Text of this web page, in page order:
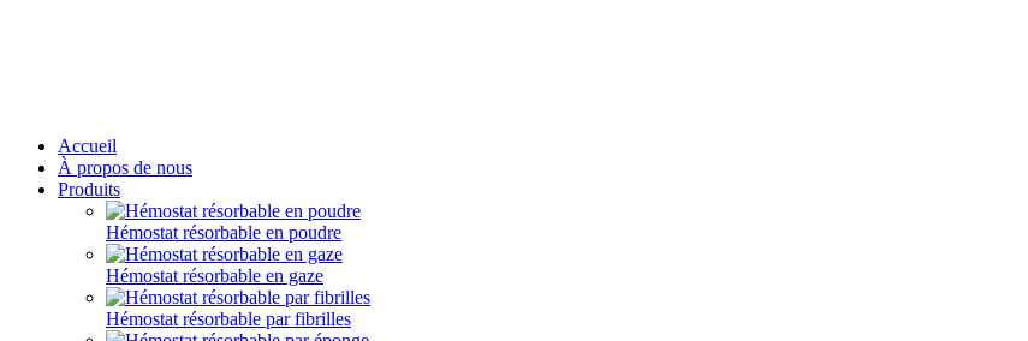
Accueil
À propos de nous
Produits
Hémostat résorbable en poudre
Hémostat résorbable en gaze
Hémostat résorbable par fibrilles